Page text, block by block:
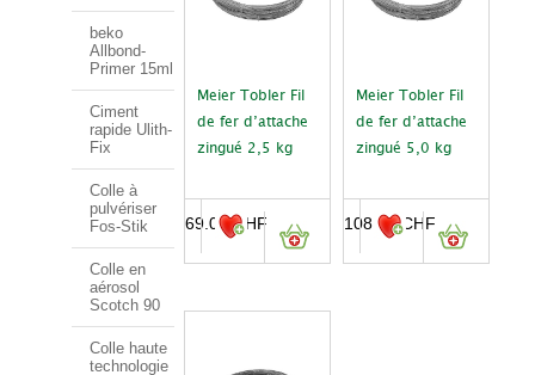
beko
Allbond-
Primer 15ml
Ciment
rapide Ulith-
Fix
Colle à
pulvériser
Fos-Stik
Colle en
aérosol
Scotch 90
Colle haute
technologie
Meier Tobler Fil
de fer d’attache
zingué 2,5 kg
69.00CHF
Meier Tobler Fil
de fer d’attache
zingué 5,0 kg
108.00CHF